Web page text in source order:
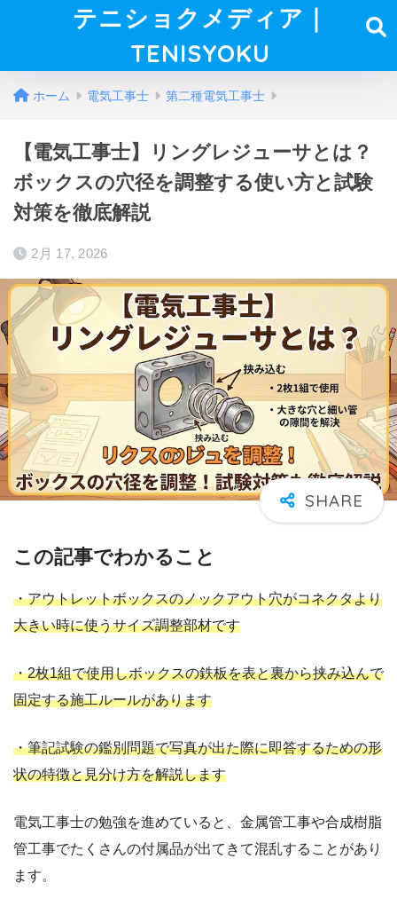
テニショクメディア｜
TENISYOKU
ホーム 電気工事士 第二種電気工事士
【電気工事士】リングレジューサとは？
ボックスの穴径を調整する使い方と試験
対策を徹底解説
2月 17, 2026
この記事でわかること
・アウトレットボックスのノックアウト穴がコネクタより
大きい時に使うサイズ調整部材です
・2枚1組で使用しボックスの鉄板を表と裏から挟み込んで
固定する施工ルールがあります
・筆記試験の鑑別問題で写真が出た際に即答するための形
状の特徴と見分け方を解説します
電気工事士の勉強を進めていると、金属管工事や合成樹脂
管工事でたくさんの付属品が出てきて混乱することがあり
ます。